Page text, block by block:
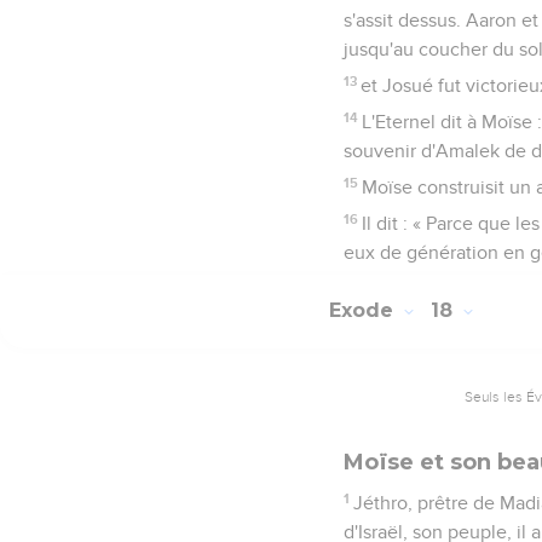
s'assit dessus. Aaron
jusqu'au coucher du
13 et Josué fut
14 L'Eternel dit à Moïse
souvenir d'Amalek de
15 Moïse construisit un
16 Il dit : « Parce que
eux de génération en
Exode 18
Seuls les
Moïse et son
1 Jéthro, prêtre de
d'Israël, son peuple, il